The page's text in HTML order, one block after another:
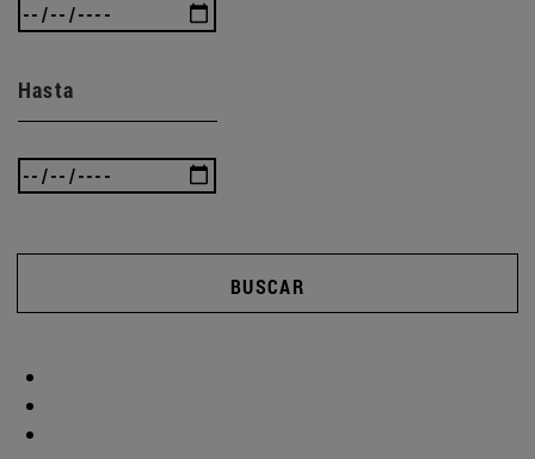
Hasta
BUSCAR